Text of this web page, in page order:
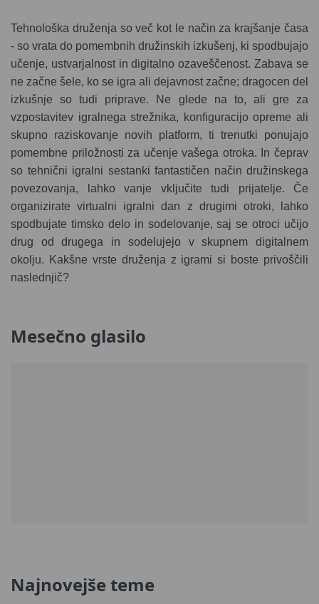
Tehnološka druženja so več kot le način za krajšanje časa
- so vrata do pomembnih družinskih izkušenj, ki spodbujajo
učenje, ustvarjalnost in digitalno ozaveščenost. Zabava se
ne začne šele, ko se igra ali dejavnost začne; dragocen del
izkušnje so tudi priprave. Ne glede na to, ali gre za
vzpostavitev igralnega strežnika, konfiguracijo opreme ali
skupno raziskovanje novih platform, ti trenutki ponujajo
pomembne priložnosti za učenje vašega otroka. In čeprav
so tehnični igralni sestanki fantastičen način družinskega
povezovanja, lahko vanje vključite tudi prijatelje. Če
organizirate virtualni igralni dan z drugimi otroki, lahko
spodbujate timsko delo in sodelovanje, saj se otroci učijo
drug od drugega in sodelujejo v skupnem digitalnem
okolju. Kakšne vrste druženja z igrami si boste privoščili
naslednjič?
Mesečno glasilo
Najnovejše teme